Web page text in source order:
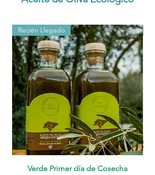
Recién Llegado
Verde Primer día de Cosecha